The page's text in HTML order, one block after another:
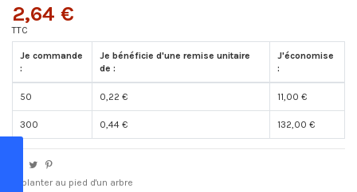
2,64 €
TTC
Je commande
:
Je bénéficie d'une remise unitaire
de :
J'économise
:
50 0,22 € 11,00 €
300 0,44 € 132,00 €
A planter au pied d'un arbre